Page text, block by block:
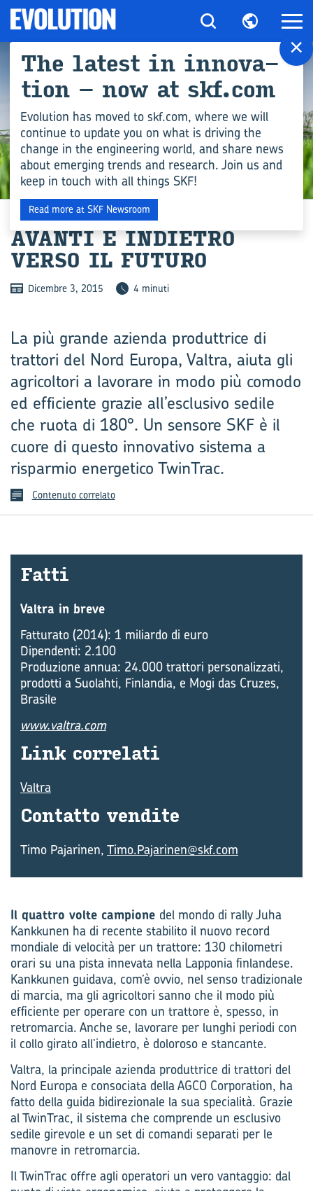
COMPETENZA INGEGNERISTICA
AVAN­TI E IN­DIE­TRO
VERSO IL FU­TU­RO
Dicembre 3, 2015 4 minuti
La più grande azienda produttrice di
trattori del Nord Europa, Valtra, aiuta gli
agricoltori a lavorare in modo più comodo
ed efficiente grazie all’esclusivo sedile
che ruota di 180°. Un sensore SKF è il
cuore di questo innovativo sistema a
risparmio energetico TwinTrac.
Contenuto correlato
Fatti
Valtra in breve
Fatturato (2014): 1 miliardo di euro
Dipendenti: 2.100
Produzione annua: 24.000 trattori personalizzati,
prodotti a Suolahti, Finlandia, e Mogi das Cruzes,
Brasile
www.valtra.com
Link cor­re­la­ti
Valtra
Con­tat­to ven­di­te
Timo Pajarinen, Timo.Pajarinen@skf.com
Il quattro volte campione del mondo di rally Juha
Kankkunen ha di recente stabilito il nuovo record
mondiale di velocità per un trattore: 130 chilometri
orari su una pista innevata nella Lapponia finlandese.
Kankkunen guidava, com’è ovvio, nel senso tradizionale
di marcia, ma gli agricoltori sanno che il modo più
efficiente per operare con un trattore è, spesso, in
retromarcia. Anche se, lavorare per lunghi periodi con
il collo girato all’indietro, è doloroso e stancante.
Valtra, la principale azienda produttrice di trattori del
Nord Europa e consociata della AGCO Corporation, ha
fatto della guida bidirezionale la sua specialità. Grazie
al TwinTrac, il sistema che comprende un esclusivo
sedile girevole e un set di comandi separati per le
manovre in retromarcia.
Il TwinTrac offre agli operatori un vero vantaggio: dal
×
The la­te­st in in­no­va­
tion – now at skf.com
Evolution has moved to skf.com, where we will
continue to update you on what is driving the
change in the engineering world, and share news
about emerging trends and research. Join us and
keep in touch with all things SKF!
Read more at SKF Newsroom